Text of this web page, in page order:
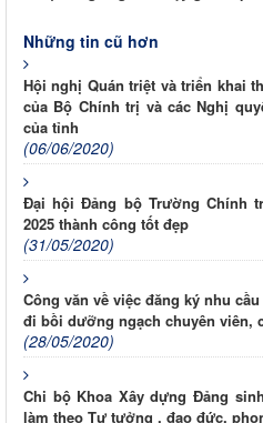
Những tin cũ hơn
Hội nghị Quán triệt và triển khai
của Bộ Chính trị và các Nghị
của tỉnh
(06/06/2020)
Đại hội Đảng bộ Trường Chính
2025 thành công tốt đẹp
(31/05/2020)
Công văn về việc đăng ký nhu
đi bồi dưỡng ngạch chuyên viên,
(28/05/2020)
Chi bộ Khoa Xây dựng Đảng
làm theo Tư tưởng , đạo đức,